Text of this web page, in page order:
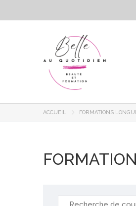
ACCUEIL FORMATIONS
Rechercher